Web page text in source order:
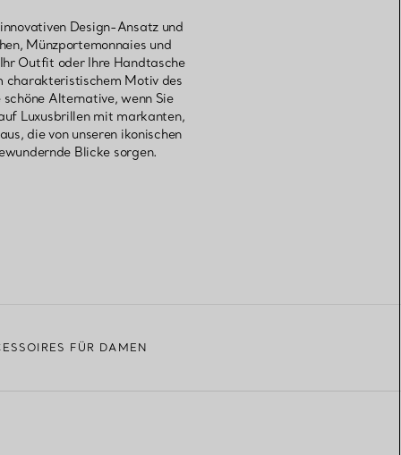
Design-Ansatz und
Münzportemonnaies und
Outfit oder Ihre Handtasche
charakteristischem Motiv des
Alternative, wenn Sie
Luxusbrillen mit markanten,
die von unseren ikonischen
Blicke sorgen.
FÜR DAMEN